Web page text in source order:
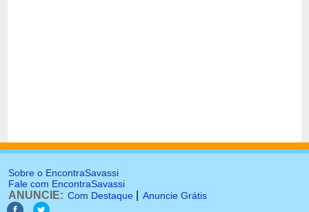
Sobre o EncontraSavassi
Fale com EncontraSavassi
ANUNCIE: Com Destaque Anuncie Grátis